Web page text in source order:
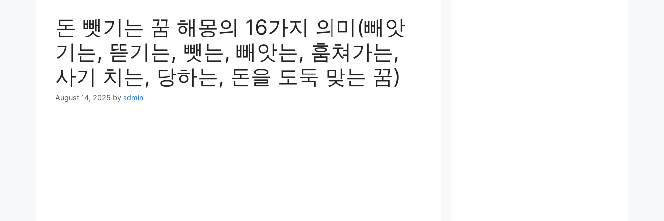
돈 뺏기는 꿈 해몽의 16가지 의미(빼앗
기는, 뜯기는, 뺏는, 빼앗는, 훔쳐가는,
사기 치는, 당하는, 돈을 도둑 맞는 꿈)
August 14, 2025 by admin